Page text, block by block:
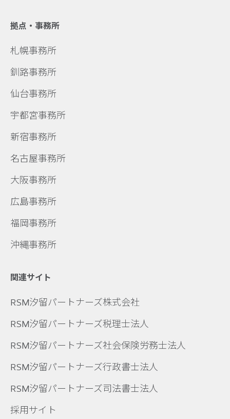
拠点・事務所
札幌事務所
釧路事務所
仙台事務所
宇都宮事務所
新宿事務所
名古屋事務所
大阪事務所
広島事務所
福岡事務所
沖縄事務所
関連サイト
RSM汐留パートナーズ株式会社
RSM汐留パートナーズ税理士法人
RSM汐留パートナーズ社会保険労務士法人
RSM汐留パートナーズ行政書士法人
RSM汐留パートナーズ司法書士法人
採用サイト